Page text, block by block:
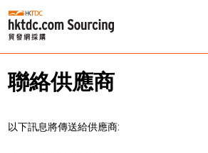
聯絡供應商
以下訊息將傳送給供應商: